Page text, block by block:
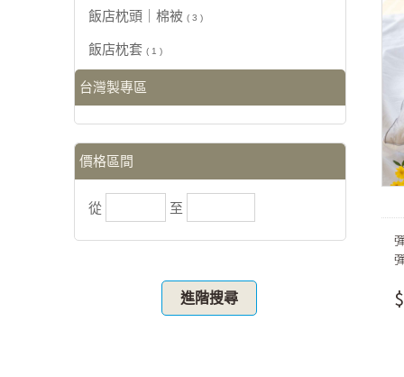
飯店枕頭｜棉被 ( 3 )
飯店枕套 ( 1 )
台灣製專區
價格區間
從 至
進階搜尋